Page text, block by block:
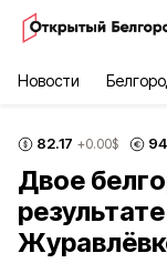
Новости
82.17 +0.00$
Двое